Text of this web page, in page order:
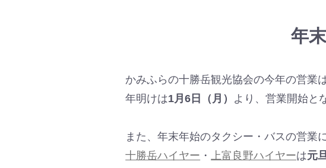
年
かみふらの十勝岳観光協会の今年の営業
年明けは1月6日（月） より、営業開始と
また、年末年始のタクシー・バスの営業
十勝岳ハイヤー ・上富良野ハイヤーは元